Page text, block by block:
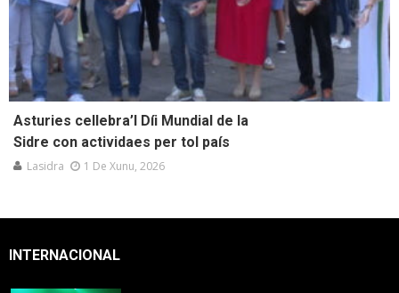
Asturies cellebra’l Díi Mundial de la
Sidre con actividaes per tol país
Lasidra 1 De Xunu, 2026
INTERNACIONAL